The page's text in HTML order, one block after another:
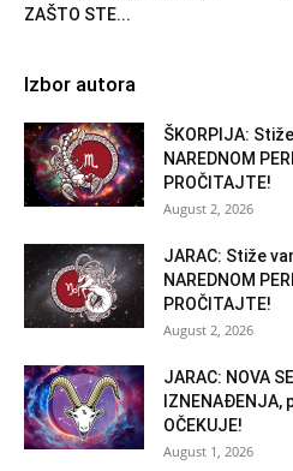
ZAŠTO STE...
Izbor autora
ŠKORPIJA:
NAREDNOM
PROČITAJTE!
August 2, 2026
JARAC: Stiže
NAREDNOM
PROČITAJTE!
August 2, 2026
JARAC: NOVA
IZNENAĐENJA,
OČEKUJE!
August 1, 2026